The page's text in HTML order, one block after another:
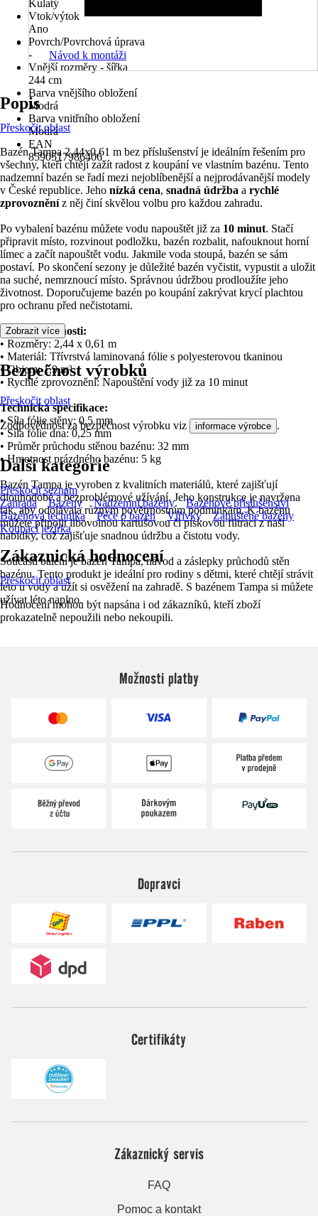
Kulatý
Vtok/výtok
Ano
Povrch/Povrchová úprava
-
Vnější rozměry - šířka
244 cm
Barva vnějšího obložení
Modrá
Barva vnitřního obložení
Modrá
EAN
8590517986406
Návod k montáži
Popis
Přeskočit oblast
Bazén Tampa 2,44x0,61 m bez příslušenství je ideálním řešením pro
všechny, kteří chtějí zažít radost z koupání ve vlastním bazénu. Tento
nadzemní bazén se řadí mezi nejoblíbenější a nejprodávanější modely
v České republice. Jeho nízká cena, snadná údržba a rychlé
zprovozněníz něj činí skvělou volbu pro každou zahradu.
Po vybalení bazénu můžete vodu napouštět již za 10 minut. Stačí
připravit místo, rozvinout podložku, bazén rozbalit, nafouknout horní
límec a začít napouštět vodu. Jakmile voda stoupá, bazén se sám
postaví. Po skončení sezony je důležité bazén vyčistit, vypustit a uložit
na suché, nemrznoucí místo. Správnou údržbou prodloužíte jeho
životnost. Doporučujeme bazén po koupání zakrývat krycí plachtou
pro ochranu před nečistotami.
Klíčové vlastnosti:
• Rozměry: 2,44 x 0,61 m
• Materiál: Třívrstvá laminovaná fólie s polyesterovou tkaninou
• Objem: 1,9 m³
• Rychlé zprovoznění: Napouštění vody již za 10 minut
Technická specifikace:
• Síla fólie stěny: 0,5 mm
• Síla fólie dna: 0,25 mm
• Průměr průchodu stěnou bazénu: 32 mm
• Hmotnost prázdného bazénu: 5 kg
Bazén Tampa je vyroben z kvalitních materiálů, které zajišťují
dlouhodobé a bezproblémové užívání. Jeho konstrukce je navržena
tak, aby odolávala různým povětrnostním podmínkám. K bazénu
můžete připojit libovolnou kartušovou či pískovou filtraci z naší
nabídky, což zajišťuje snadnou údržbu a čistotu vody.
Součástí balení je bazén Tampa, návod a záslepky průchodů stěn
bazénu. Tento produkt je ideální pro rodiny s dětmi, které chtějí strávit
léto u vody a užít si osvěžení na zahradě. S bazénem Tampa si můžete
užívat léto naplno.
Zobrazit více
Bezpečnost výrobků
Přeskočit oblast
Zodpovědnost za bezpečnost výrobku viz informace výrobce .
Další kategorie
Přeskočit seznam
Zahrada
Bazény Nadzemní bazény
Bazénové příslušenství
Bazénová technika
Péče o bazén Vířivky
Zapuštěné bazény
Koupací jezírka
Zákaznická hodnocení
Přeskočit oblast
Hodnocení mohou být napsána i od zákazníků, kteří zboží
prokazatelně nepoužili nebo nekoupili.
Možnosti platby
Dopravci
Certifikáty
Zákaznický servis
FAQ
Pomoc a kontakt